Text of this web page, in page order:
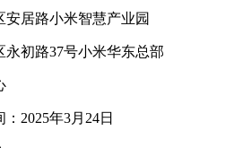
居路小米智慧产业园
初路37号小米华东总部
2025年3月24日